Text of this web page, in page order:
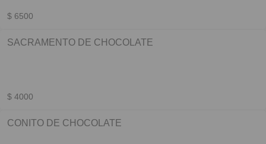
$ 6500
SACRAMENTO DE CHOCOLATE
$ 4000
CONITO DE CHOCOLATE